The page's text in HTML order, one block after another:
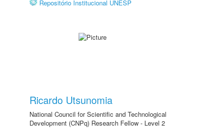
Repositório Institucional UNESP
Ricardo Utsunomia
National Council for Scientific and Technological
Development (CNPq) Research Fellow - Level 2